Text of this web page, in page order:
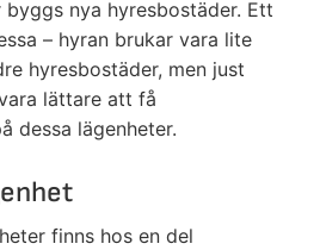
nya hyresbostäder. Ett
– hyran brukar vara lite
hyresbostäder, men just
lättare att få
dessa lägenheter.
finns hos en del